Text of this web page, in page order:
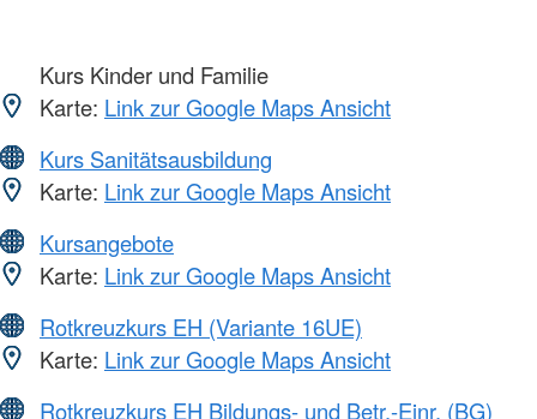
Kurs Kinder und Familie
Karte: Link zur Google Maps Ansicht
Kurs Sanitätsausbildung
Karte: Link zur Google Maps Ansicht
Kursangebote
Karte: Link zur Google Maps Ansicht
Rotkreuzkurs EH (Variante 16UE)
Karte: Link zur Google Maps Ansicht
Rotkreuzkurs EH Bildungs- und Betr.-Einr. (BG)